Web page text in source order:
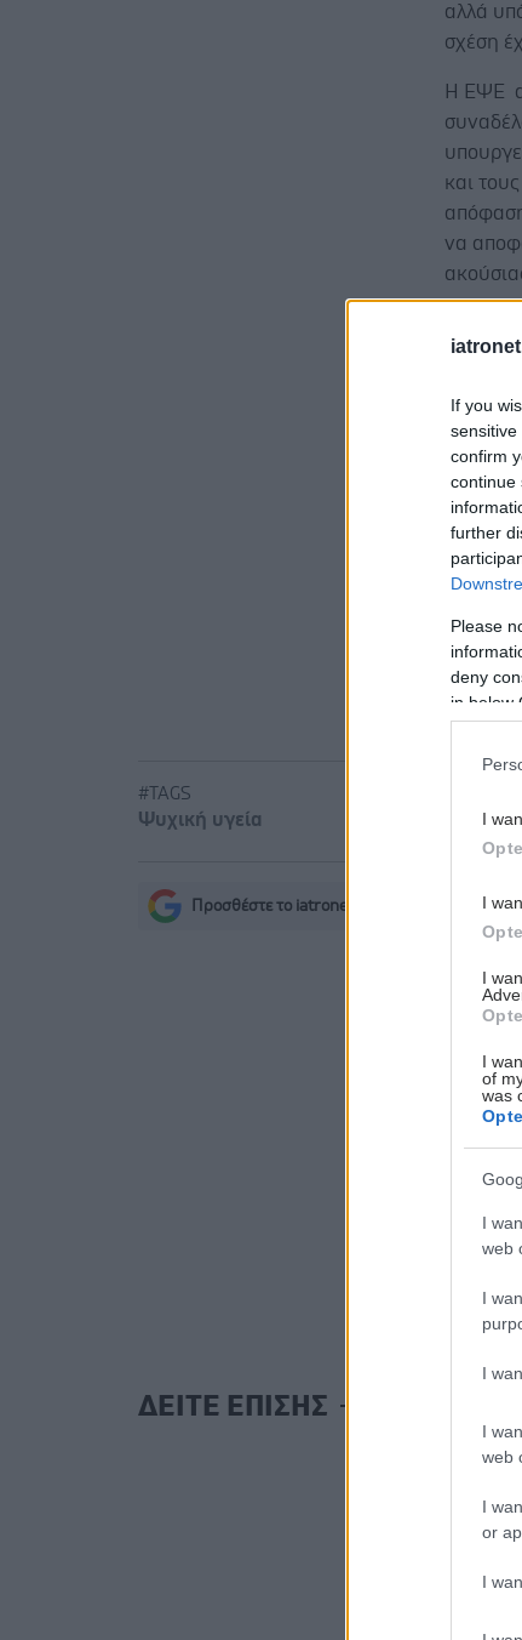
If you
confirm
continue
further
Please
deny
in below
I
I
I
I
of
was
I
web
I
I
I
web
I
or
I
αλλά
σχέση
Η ΕΨΕ
και
απόφαση
να
Αδ.
είναι
#TAGS
Ψυχική υγεία
Προσθέστε το iatronet.gr στο Discover
ΔΕΙΤΕ ΕΠΙΣΗΣ